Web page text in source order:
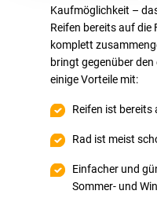
Kaufmöglichkeit –
Reifen bereits auf die
komplett
bringt gegenüber
einige Vorteile mit:
Reifen ist bereits
Rad ist meist
Einfacher und
Sommer- und